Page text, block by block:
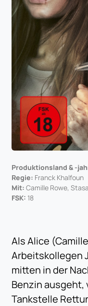
Produktionsland & -
Regie: Franck Khalfoun
Mit: Camille Rowe,
FSK: 18
Als Alice
Arbeitskollegen
mitten in der
Benzin ausgeht,
Tankstelle